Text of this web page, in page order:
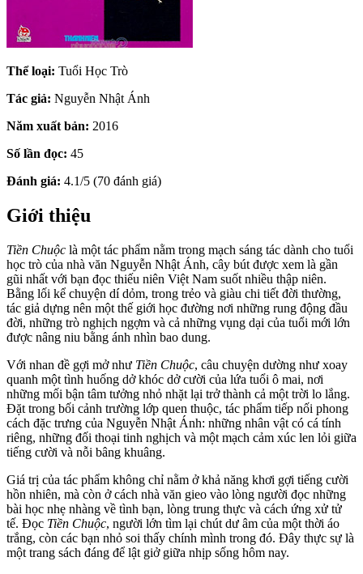
Thể loại: Tuổi Học Trò
Tác giả: Nguyễn Nhật Ánh
Năm xuất bản: 2016
Số lần đọc: 45
Đánh giá: 4.1/5 (70 đánh giá)
Giới thiệu
Tiền Chuộc là một tác phẩm nằm trong mạch sáng tác dành cho tuổi
học trò của nhà văn Nguyễn Nhật Ánh, cây bút được xem là gần
gũi nhất với bạn đọc thiếu niên Việt Nam suốt nhiều thập niên.
Bằng lối kể chuyện dí dỏm, trong trẻo và giàu chi tiết đời thường,
tác giả dựng nên một thế giới học đường nơi những rung động đầu
đời, những trò nghịch ngợm và cả những vụng dại của tuổi mới lớn
được nâng niu bằng ánh nhìn bao dung.
Với nhan đề gợi mở như Tiền Chuộc, câu chuyện dường như xoay
quanh một tình huống dở khóc dở cười của lứa tuổi ô mai, nơi
những mối bận tâm tưởng nhỏ nhặt lại trở thành cả một trời lo lắng.
Đặt trong bối cảnh trường lớp quen thuộc, tác phẩm tiếp nối phong
cách đặc trưng của Nguyễn Nhật Ánh: những nhân vật có cá tính
riêng, những đối thoại tinh nghịch và một mạch cảm xúc len lỏi giữa
tiếng cười và nỗi bâng khuâng.
Giá trị của tác phẩm không chỉ nằm ở khả năng khơi gợi tiếng cười
hồn nhiên, mà còn ở cách nhà văn gieo vào lòng người đọc những
bài học nhẹ nhàng về tình bạn, lòng trung thực và cách ứng xử tử
tế. Đọc Tiền Chuộc, người lớn tìm lại chút dư âm của một thời áo
trắng, còn các bạn nhỏ soi thấy chính mình trong đó. Đây thực sự là
một trang sách đáng để lật giở giữa nhịp sống hôm nay.